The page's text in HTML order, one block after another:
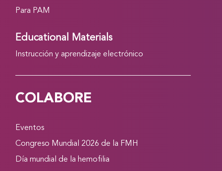
Para PAM
Educational Materials
Instrucción y aprendizaje electrónico
COLABORE
Eventos
Congreso Mundial 2026 de la FMH
Día mundial de la hemofilia